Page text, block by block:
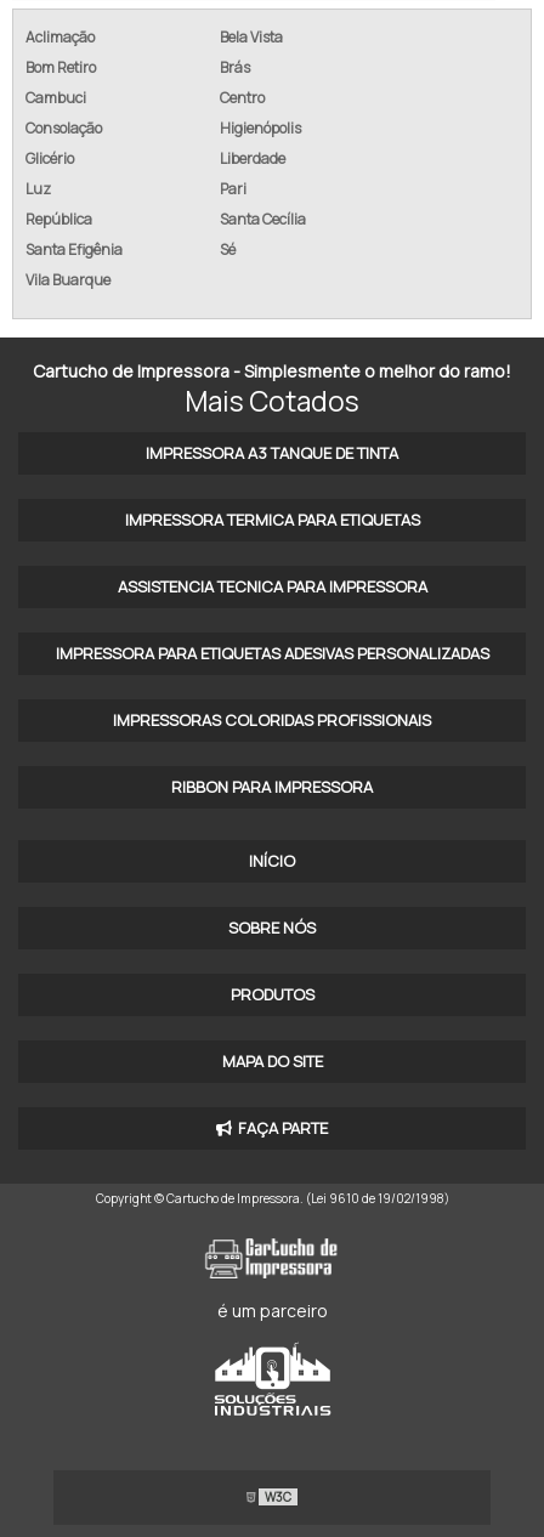
OUTSOURCING DE IMPRESSÃO
ALUGUEL IMPRESSORA
ALUGUEL DE IMPRESSORAS SP
LOCAÇÃO DE IMPRESSORAS SP
EMPRESA DE LOCAÇÃO DE IMPRESSORAS
EMPRESAS DE LOCAÇÃO DE IMPRESSORAS EM SP
LOCAÇÃO DE IMPRESSORA DE ETIQUETAS
LOCAÇÃO DE IMPRESSORA A LASER
CONTRATO DE OUTSOURCING DE IMPRESSÃO
OUTSOURCING DE IMPRESSORAS TÉRMICAS
LOCAÇÃO DE IMPRESSORA MULTIFUNCIONAL SP
LOCAÇÃO DE MÁQUINAS DE IMPRESSÃO
LOCAÇÃO DE IMPRESSORAS VALOR
ALUGUEL DE IMPRESSORA A LASER COLORIDA
ALUGUEL DE IMPRESSORA LASER COLORIDA A3
LOCAÇÃO DE IMPRESSORA LASER COLORIDA
OUTSOURCING DE IMPRESSÃO PREÇO
ALUGUEL DE IMPRESSORAS SP ZONA SUL
Aclimação
Bela Vista
Bom Retiro
Brás
Cambuci
Centro
Consolação
Higienópolis
Glicério
Liberdade
Luz
Pari
República
Santa Cecília
Santa Efigênia
Sé
Vila Buarque
Cartucho de Impressora - Simplesmente o melhor do ramo!
Mais Cotados
IMPRESSORA A3 TANQUE DE TINTA​
IMPRESSORA TERMICA PARA ETIQUETAS​
ASSISTENCIA TECNICA PARA IMPRESSORA
IMPRESSORA PARA ETIQUETAS ADESIVAS PERSONALIZADAS
IMPRESSORAS COLORIDAS PROFISSIONAIS​
RIBBON PARA IMPRESSORA
INÍCIO
SOBRE NÓS
PRODUTOS
MAPA DO SITE
FAÇA PARTE
Copyright © Cartucho de Impressora. (Lei 9610 de 19/02/1998)
é um parceiro
W3C